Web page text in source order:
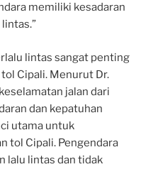
memiliki kesadaran
lintas sangat penting
Cipali. Menurut Dr.
jalan dari
dan kepatuhan
utama untuk
tol Cipali. Pengendara
lalu lintas dan tidak